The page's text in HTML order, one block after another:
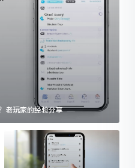
老玩家的经验分享